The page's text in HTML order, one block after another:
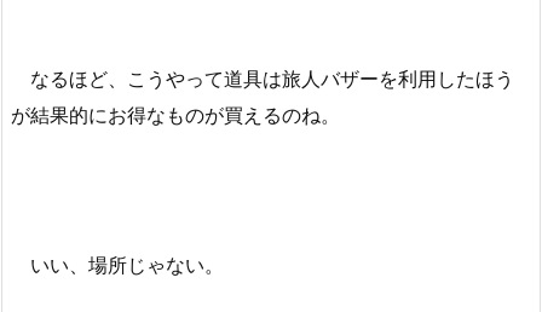
なるほど、こうやって道具は旅人バザーを利用したほう
が結果的にお得なものが買えるのね。
いい、場所じゃない。